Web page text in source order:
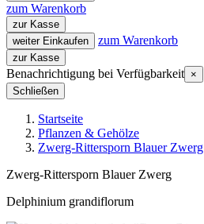
zum Warenkorb
zur Kasse
weiter Einkaufen
zum Warenkorb
zur Kasse
Benachrichtigung bei Verfügbarkeit ×
Schließen
Startseite
Pflanzen & Gehölze
Zwerg-Rittersporn Blauer Zwerg
Zwerg-Rittersporn Blauer Zwerg
Delphinium grandiflorum